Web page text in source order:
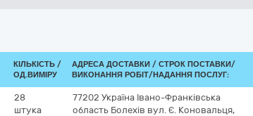
КІЛЬКІСТЬ /
ОД.ВИМІРУ
АДРЕСА ДОСТАВКИ / СТРОК ПОСТАВКИ/
ВИКОНАННЯ РОБІТ/НАДАННЯ ПОСЛУГ:
28
штука
77202 Україна Івано-Франківська
область Болехів вул. Є. Коновальця,